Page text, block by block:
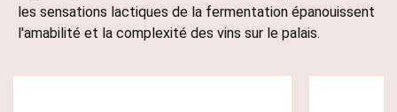
les sensations lactiques de la fermentation épanouissent
l'amabilité et la complexité des vins sur le palais.